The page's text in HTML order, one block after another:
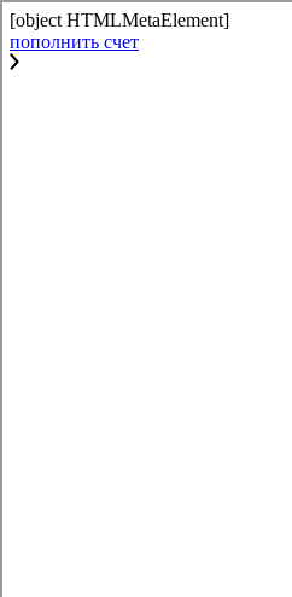
[object HTMLMetaElement]
пополнить счет